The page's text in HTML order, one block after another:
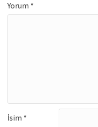
Yorum *
İsim *